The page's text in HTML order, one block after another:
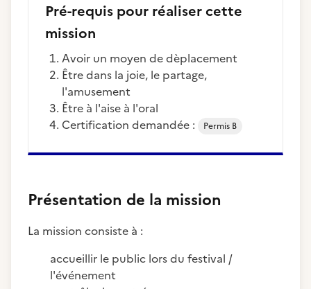
Pré-requis pour réaliser cette
mission
avoir un moyen de dèplacement
être dans la joie, le partage,
l'amusement
être à l'aise à l'oral
Certification demandée :
Permis B
Présentation de la mission
La mission consiste à :
accueillir le public lors du festival /
l'événement